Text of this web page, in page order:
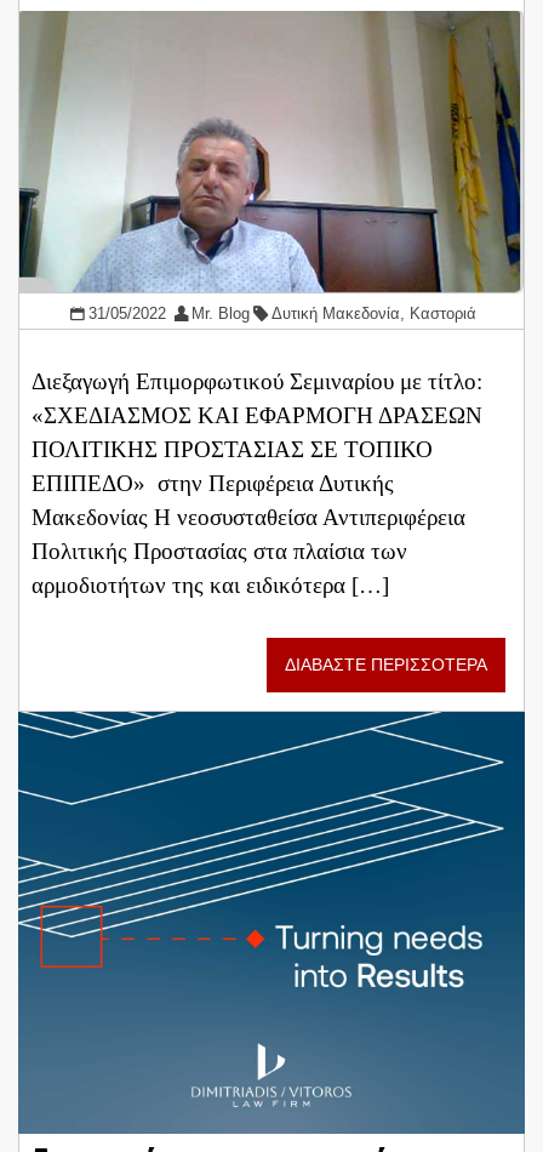
31/05/2022 Mr. Blog Δυτική Μακεδονία Καστοριά
Διεξαγωγή Επιμορφωτικού Σεμιναρίου με τίτλο:
«ΣΧΕΔΙΑΣΜΟΣ ΚΑΙ ΕΦΑΡΜΟΓΗ ΔΡΑΣΕΩΝ
ΠΟΛΙΤΙΚΗΣ ΠΡΟΣΤΑΣΙΑΣ ΣΕ ΤΟΠΙΚΟ
ΕΠΙΠΕΔΟ» στην Περιφέρεια Δυτικής
Μακεδονίας Η νεοσυσταθείσα Αντιπεριφέρεια
Πολιτικής Προστασίας στα πλαίσια των
αρμοδιοτήτων της και ειδικότερα […]
ΔΙΑΒΑΣΤΕ ΠΕΡΙΣΣΟΤΕΡΑ